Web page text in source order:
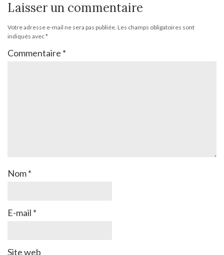
Laisser un commentaire
Votre adresse e-mail ne sera pas publiée. Les champs obligatoires sont
indiqués avec*
Commentaire *
Nom*
E-mail *
Site web